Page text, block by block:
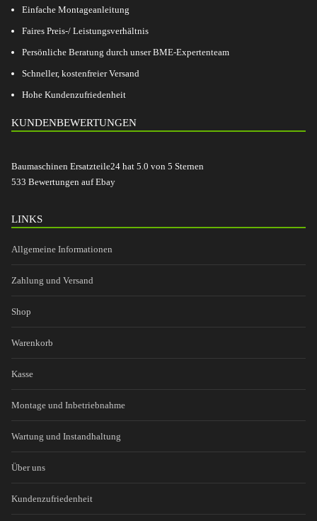
Einfache Montageanleitung
Faires Preis-/ Leistungsverhältnis
Persönliche Beratung durch unser BME-Expertenteam
Schneller, kostenfreier Versand
Hohe Kundenzufriedenheit
KUNDENBEWERTUNGEN
Baumaschinen Ersatzteile24 hat 5.0 von 5 Sternen
533 Bewertungen auf Ebay
LINKS
Allgemeine Informationen
Zahlung und Versand
Shop
Warenkorb
Kasse
Montage und Inbetriebnahme
Wartung und Instandhaltung
Über uns
Kundenzufriedenheit